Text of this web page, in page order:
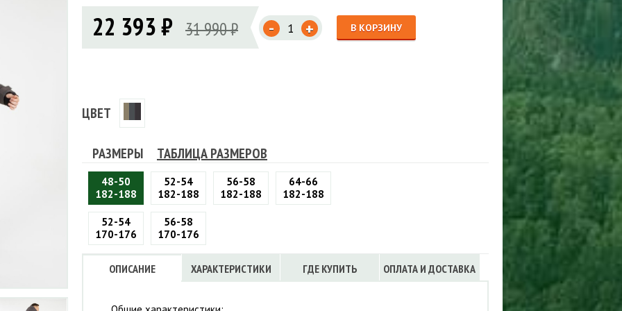
МЕМБРАННАЯ ОДЕЖДА
Флисовые брюки
Флисовые кофты
ЖИЛЕТЫ
ТРУСЫ
ЮБКИ, ПЛАТЬЯ
КОБУРЫ, ЧЕХЛЫ, РЕМНИ
КобурыОбложки, сумки
22 393 ₽ 31 990 ₽ - + В КОРЗИНУ
ЦВЕТ
РАЗМЕРЫ ТАБЛИЦА РАЗМЕРОВ
48-50
182-188
52-54
182-188
56-58
182-188
64-66
182-188
52-54
170-176
56-58
170-176
ОПИСАНИЕ ХАРАКТЕРИСТИКИ ГДЕ КУПИТЬ ОПЛАТА И ДОСТАВКА